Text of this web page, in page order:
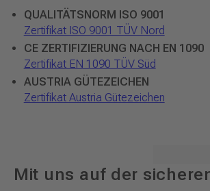
QUALITÄTSNORM ISO 9001
Zertifikat ISO 9001 TÜV Nord
CE ZERTIFIZIERUNG NACH EN 1090
Zertifikat EN 1090 TÜV Süd
AUSTRIA GÜTEZEICHEN
Zertifikat Austria Gütezeichen
Mit uns auf der